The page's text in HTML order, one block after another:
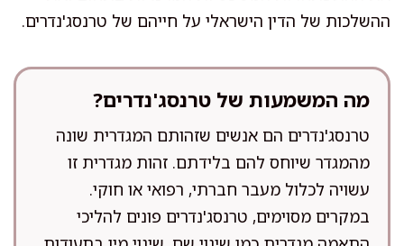
ההשלכות של הדין הישראלי על חייהם של טרנסג'נדרים.
מה המשמעות של טרנסג'נדרים?
טרנסג'נדרים הם אנשים שזהותם המגדרית שונה
מהמגדר שיוחס להם בלידתם. זהות מגדרית זו
עשויה לכלול מעבר חברתי, רפואי או חוקי.
במקרים מסוימים, טרנסג'נדרים פונים להליכי